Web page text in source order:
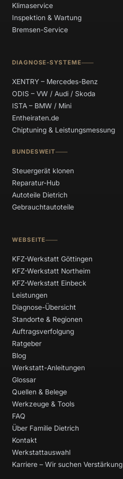
Klimaservice
Inspektion & Wartung
Bremsen-Service
DIAGNOSE-SYSTEME
XENTRY – Mercedes-Benz
ODIS – VW / Audi / Skoda
ISTA – BMW / Mini
Entheiraten.de
Chiptuning & Leistungsmessung
BUNDESWEIT
Steuergerät klonen
Reparatur-Hub
Autoteile Dietrich
Gebrauchtautoteile
WEBSEITE
KFZ-Werkstatt Göttingen
KFZ-Werkstatt Northeim
KFZ-Werkstatt Einbeck
Leistungen
Diagnose-Übersicht
Standorte & Regionen
Auftragsverfolgung
Ratgeber
Blog
Werkstatt-Anleitungen
Glossar
Quellen & Belege
Werkzeuge & Tools
FAQ
Über Familie Dietrich
Kontakt
Werkstattauswahl
Karriere – Wir suchen Verstärkung